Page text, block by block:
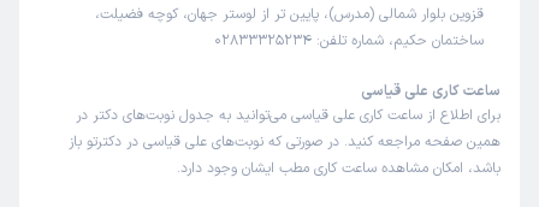
قزوین بلوار شمالی (مدرس)، پایین تر از لوستر جهان، کوچه فضیلت،
ساختمان حکیم، شماره تلفن: 02833325234
ساعت کاری علی قیاسی
برای اطلاع از ساعت کاری علی قیاسی می‌توانید به جدول نوبت‌های دکتر در
همین صفحه مراجعه کنید. در صورتی که نوبت‌های علی قیاسی در دکترتو باز
باشد، امکان مشاهده ساعت کاری مطب ایشان وجود دارد.